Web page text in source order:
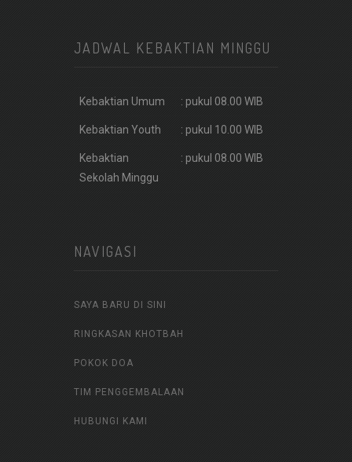
JADWAL KEBAKTIAN MINGGU
Kebaktian Umum : pukul 08.00 WIB
Kebaktian Youth : pukul 10.00 WIB
Kebaktian
Sekolah Minggu
: pukul 08.00 WIB
NAVIGASI
SAYA BARU DI SINI
RINGKASAN KHOTBAH
POKOK DOA
TIM PENGGEMBALAAN
HUBUNGI KAMI